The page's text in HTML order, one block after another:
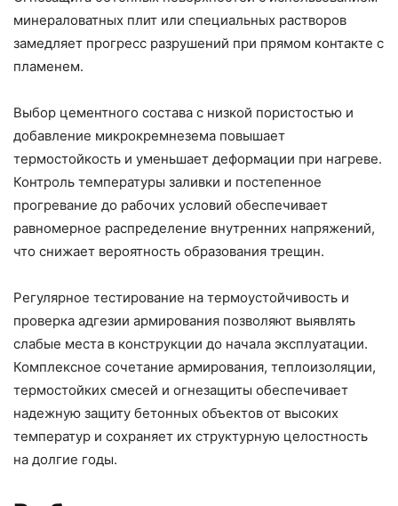
минераловатных плит или специальных растворов
замедляет прогресс разрушений при прямом контакте с
пламенем.
Выбор цементного состава с низкой пористостью и
добавление микрокремнезема повышает
термостойкость и уменьшает деформации при нагреве.
Контроль температуры заливки и постепенное
прогревание до рабочих условий обеспечивает
равномерное распределение внутренних напряжений,
что снижает вероятность образования трещин.
Регулярное тестирование на термоустойчивость и
проверка адгезии армирования позволяют выявлять
слабые места в конструкции до начала эксплуатации.
Комплексное сочетание армирования, теплоизоляции,
термостойких смесей и огнезащиты обеспечивает
надежную защиту бетонных объектов от высоких
температур и сохраняет их структурную целостность
на долгие годы.